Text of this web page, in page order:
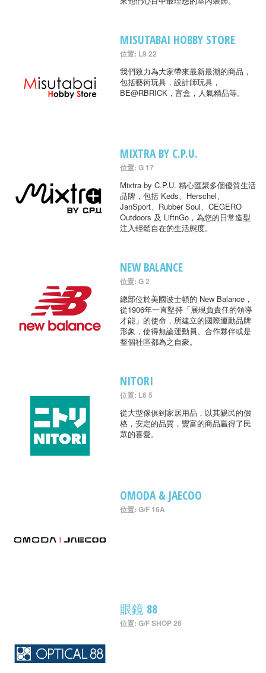
MISUTABAI HOBBY STORE
位置: L9 22
我們致力為大家帶來最新最潮的商品，
包括藝術玩具，設計師玩具，
BE@RBRICK，盲盒，人氣精品等。
MIXTRA BY C.P.U.
位置: G 17
Mixtra by C.P.U. 精心匯聚多個優質生活
品牌，包括 Keds、Herschel、
JanSport、Rubber Soul、CEGERO
Outdoors 及 LiftnGo，為您的日常造型
注入輕鬆自在的生活態度。
NEW BALANCE
位置: G 2
總部位於美國波士頓的 New Balance，
從1906年一直堅持「展現負責任的領導
才能」的使命，所建立的國際運動品牌
形象，使得無論運動員、合作夥伴或是
整個社區都為之自豪。
NITORI
位置: L6 5
從大型傢俱到家居用品，以其親民的價
格，安定的品質，豐富的商品贏得了民
眾的喜愛。
OMODA & JAECOO
位置: G/F 16A
眼鏡 88
位置: G/F SHOP 26